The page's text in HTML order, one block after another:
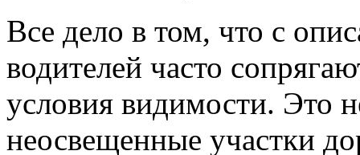
Все дело в том, что с
водителей часто
условия видимости. Это
неосвещенные участки